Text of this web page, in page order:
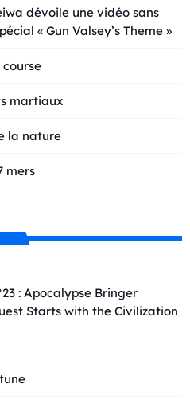
dévoile une vidéo sans
« Gun Valsey’s Theme »
martiaux
la nature
mers
: Apocalypse Bringer
Starts with the Civilization